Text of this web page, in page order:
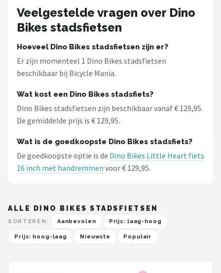
Voltano
Cortina
Veelgestelde vragen over Dino
Bikes stadsfietsen
Hoeveel Dino Bikes stadsfietsen zijn er?
Er zijn momenteel 1 Dino Bikes stadsfietsen
beschikbaar bij Bicycle Mania.
Wat kost een Dino Bikes stadsfiets?
Dino Bikes stadsfietsen zijn beschikbaar vanaf € 129,95.
De gemiddelde prijs is € 129,95.
Wat is de goedkoopste Dino Bikes stadsfiets?
De goedkoopste optie is de Dino Bikes Little Heart fiets
16 inch met handremmen voor € 129,95.
ALLE DINO BIKES STADSFIETSEN
SORTEREN: Aanbevolen Prijs: laag-hoog
Prijs: hoog-laag Nieuwste Populair